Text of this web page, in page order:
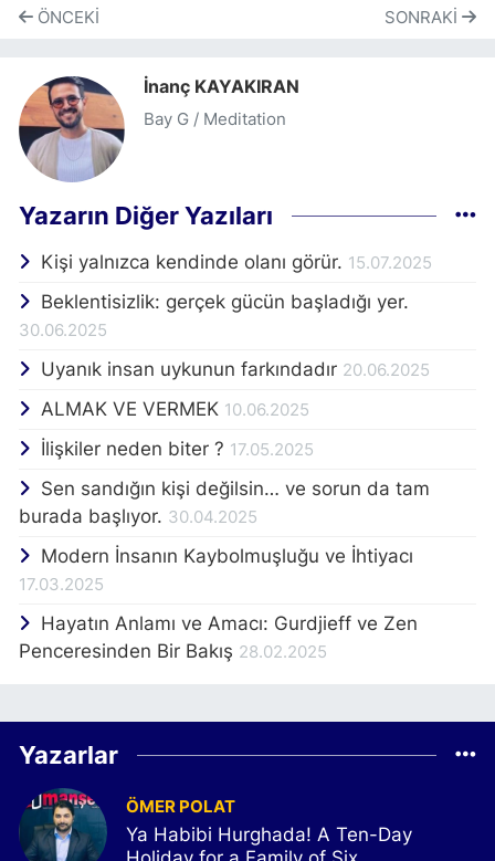
ÖNCEKI SONRAKI
İnanç KAYAKIRAN
Bay G / Meditation
Yazarın Diğer Yazıları
Kişi yalnızca kendinde olanı görür. 15.07.2025
Beklentisizlik: gerçek gücün başladığı yer.
30.06.2025
Uyanık insan uykunun farkındadır 20.06.2025
ALMAK VE VERMEK 10.06.2025
İlişkiler neden biter ? 17.05.2025
Sen sandığın kişi değilsin… ve sorun da tam
burada başlıyor. 30.04.2025
Modern İnsanın Kaybolmuşluğu ve İhtiyacı
17.03.2025
Hayatın Anlamı ve Amacı: Gurdjieff ve Zen
Penceresinden Bir Bakış 28.02.2025
Yazarlar
ÖMER POLAT
Ya Habibi Hurghada! A Ten-Day